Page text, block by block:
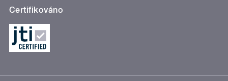
Certifikováno